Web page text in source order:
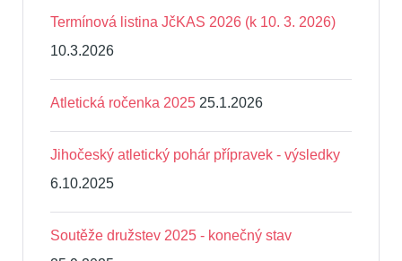
Termínová listina JčKAS 2026 (k 10. 3. 2026)
10.3.2026
Atletická ročenka 2025 25.1.2026
Jihočeský atletický pohár přípravek - výsledky
6.10.2025
Soutěže družstev 2025 - konečný stav